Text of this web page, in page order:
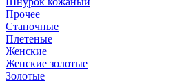
Прочее
Станочные
Плетеные
Женские
Женские золотые
Золотые